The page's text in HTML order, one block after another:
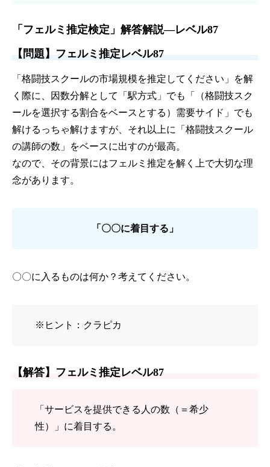
「フェルミ推定検定」解答解説—レベル87
【問題】フェルミ推定レベル87
「格闘技スクールの市場規模を推定してください」を解
く際に、因数分解として「駅方式」でも「（格闘技スク
ールを選択する割合をベースとする）需要サイド」でも
解けるっちゃ解けますが、それ以上に「格闘技スクール
の講師の数」をベースに出すのが最高。
なので、その背景にはフェルミ推定を解く上で大切な理
念があります。
「〇〇に着目する」
〇〇に入るものは何か？考えてください。
※ヒント：クラピカ
【解答】フェルミ推定レベル87
「サービスを提供できる人の数（＝希少
性）」に着目する。